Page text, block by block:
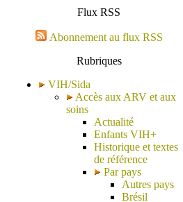
Flux RSS
Abonnement au flux RSS
Rubriques
VIH/Sida
Accès aux ARV et aux
soins
Actualité
Enfants VIH+
Historique et textes
de référence
Par pays
Autres pays
Brésil